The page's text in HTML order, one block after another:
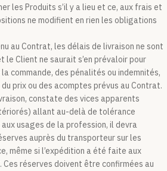
les Produits s’il y a lieu et ce, aux frais et
ne modifient en rien les obligations
au Contrat, les délais de livraison ne sont
le Client ne saurait s’en prévaloir pour
commande, des pénalités ou indemnités,
prix ou des acomptes prévus au Contrat.
constate des vices apparents
allant au-delà de tolérance
usages de la profession, il devra
auprès du transporteur sur les
même si l’expédition a été faite aux
Ces réserves doivent être confirmées au